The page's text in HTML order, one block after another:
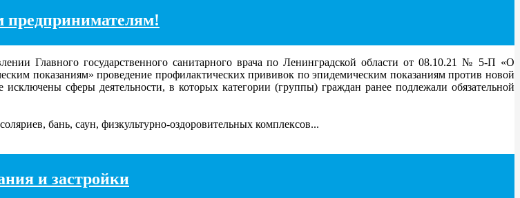
предпринимателям!
Главного государственного санитарного врача по Ленинградской области от 08.10.21 № 5-П «О
показаниям» проведение профилактических прививок по эпидемическим показаниям против новой
сферы деятельности, в которых категории (группы) граждан ранее подлежали обязательной
бань, саун, физкультурно-оздоровительных комплексов...
и застройки